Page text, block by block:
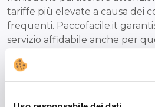
tariffe più elevate a causa dei
frequenti. Paccofacile.it
servizio affidabile anche per